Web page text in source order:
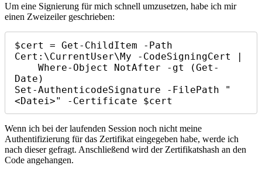
Um eine Signierung für mich schnell umzusetzen, habe ich mir
einen Zweizeiler geschrieben:
$cert = Get-ChildItem -Path
Cert:\CurrentUser\My -CodeSigningCert |
Date)
Set-AuthenticodeSignature -FilePath "
<Datei>" -Certificate $cert
Wenn ich bei der laufenden Session noch nicht meine
Authentifizierung für das Zertifikat eingegeben habe, werde ich
nach dieser gefragt. Anschließend wird der Zertifikatshash an den
Code angehangen.